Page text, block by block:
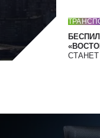
СТАНЕТ